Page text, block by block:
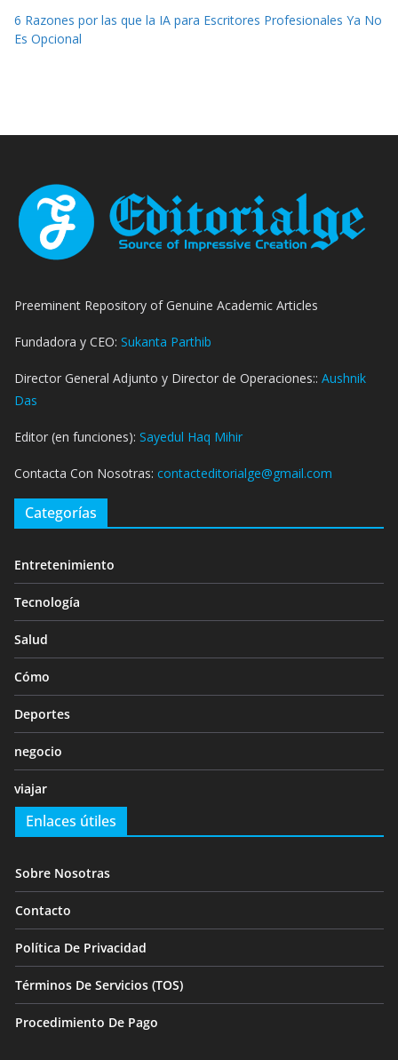
6 Razones por las que la IA para Escritores Profesionales Ya No
Es Opcional
Preeminent Repository of Genuine Academic Articles
Fundadora y CEO: Sukanta Parthib
Director General Adjunto y Director de Operaciones:: Aushnik
Das
Editor (en funciones): Sayedul Haq Mihir
Contacta Con Nosotras: contacteditorialge@gmail.com
Categorías
Entretenimiento
Tecnología
Salud
Cómo
Deportes
negocio
viajar
Enlaces útiles
Sobre Nosotras
Contacto
Política De Privacidad
Términos De Servicios (TOS)
Procedimiento De Pago